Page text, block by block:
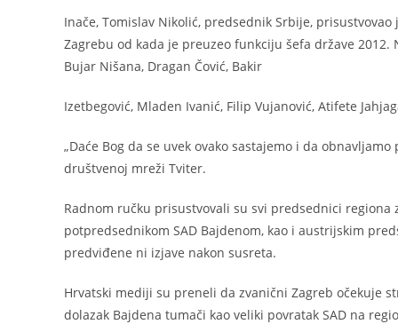
Inače, Tomislav Nikolić, predsednik Srbije,
Zagrebu od kada je preuzeo funkciju šefa države
Bujar Nišana, Dragan Čović, Bakir
Izetbegović, Mladen Ivanić, Filip Vujanović, Atifete
„Daće Bog da se uvek ovako sastajemo i da
društvenoj mreži Tviter.
Radnom ručku prisustvovali su svi predsednici regiona
potpredsednikom SAD Bajdenom, kao i austrijskim
predviđene ni izjave nakon susreta.
Hrvatski mediji su preneli da zvanični Zagreb očekuje
dolazak Bajdena tumači kao veliki povratak SAD na